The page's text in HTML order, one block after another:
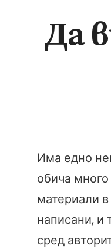
Да
Има едно
обича
материали
написани, и
сред